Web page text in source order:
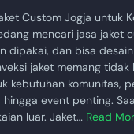
Custom Jogja untuk
mencari jasa jaket
dipakai, dan bisa
jaket memang
kebutuhan komunitas,
hingga event penting.
luar. Jaket… Read